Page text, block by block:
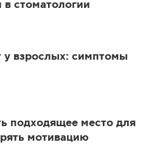
стоматологии
у взрослых: симптомы
подходящее место для
мотивацию